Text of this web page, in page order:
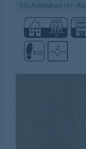
CO₂-Fußabdruck (A1–A3)